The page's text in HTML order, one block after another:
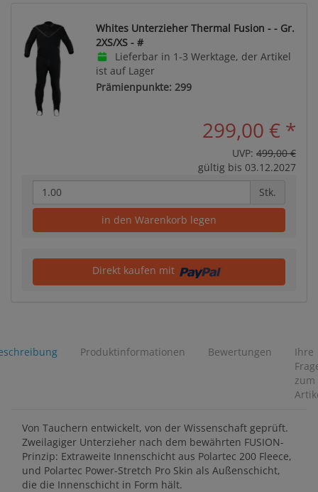
Whites Unterzieher Thermal Fusion - - Gr.
2XS/XS - #
Lieferbar in 1-3 Werktage, der Artikel
ist auf Lager
Prämienpunkte: 299
299,00 € *
UVP: 499,00 €
gültig bis 03.12.2027
Stk.
in den Warenkorb legen
Direkt kaufen mit
Produktinformationen Bewertungen
Ihre
zum
Von Tauchern entwickelt, von der Wissenschaft geprüft.
Zweilagiger Unterzieher nach dem bewährten FUSION-
Prinzip: Extraweite Innenschicht aus Polartec 200 Fleece,
und Polartec Power-Stretch Pro Skin als Außenschicht,
die die Innenschicht in Form hält.